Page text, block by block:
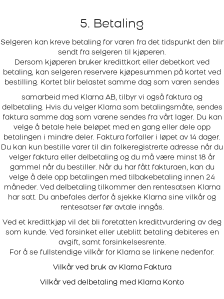
5. Betaling
Selgeren kan kreve betaling for varen fra det tidspunkt den blir
sendt fra selgeren til kjøperen.
Dersom kjøperen bruker kredittkort eller debetkort ved
betaling, kan selgeren reservere kjøpesummen på kortet ved
bestilling. Kortet blir belastet samme dag som varen sendes
samarbeid med Klarna AB, tilbyr vi også faktura og
delbetaling. Hvis du velger Klarna som betalingsmåte, sendes
faktura samme dag som varene sendes fra vårt lager. Du kan
velge å betale hele beløpet med en gang eller dele opp
betalingen i mindre deler. Faktura forfaller i løpet av 14 dager.
Du kan kun bestille varer til din folkeregistrerte adresse når du
velger faktura eller delbetaling og du må være minst 18 år
gammel når du bestiller. Når du har fått fakturaen, kan du
velge å dele opp betalingen med tilbakebetaling innen 24
måneder. Ved delbetaling tilkommer den rentesatsen Klarna
har satt. Du anbefales derfor å sjekke Klarna sine vilkår og
rentesatser før avtale inngås.
Ved et kredittkjøp vil det bli foretatten kredittvurdering av deg
som kunde. Ved forsinket eller uteblitt betaling debiteres en
avgift, samt forsinkelsesrente.
For å se fullstendige vilkår for Klarna se linkene nedenfor:
Vilkår ved bruk av Klarna Faktura
Vilkår ved delbetaling med Klarna Konto